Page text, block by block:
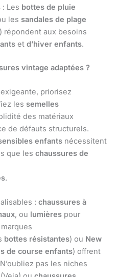
: Les bottes de pluie
les sandales de plage
répondent aux besoins
et d’hiver enfants.
vintage adaptées ?
priorisez
les semelles
des matériaux
de défauts structurels.
enfants nécessitent
que les chaussures de
.
: chaussures à
, ou lumières pour
bottes résistantes) ou New
de course enfants) offrent
pas les niches